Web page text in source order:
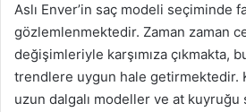
Aslı Enver’in saç modeli seçiminde
gözlemlenmektedir. Zaman zaman
değişimleriyle karşımıza çıkmakta,
trendlere uygun hale getirmektedir.
uzun dalgalı modeller ve at